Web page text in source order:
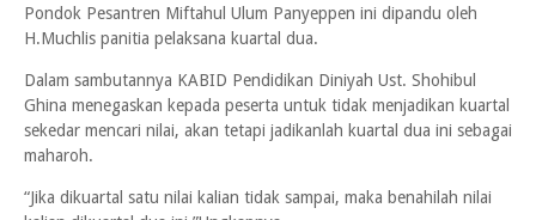
Pondok Pesantren Miftahul Ulum Panyeppen ini dipandu oleh
H.Muchlis panitia pelaksana kuartal dua.
Dalam sambutannya KABID Pendidikan Diniyah Ust. Shohibul
Ghina menegaskan kepada peserta untuk tidak menjadikan kuartal
sekedar mencari nilai, akan tetapi jadikanlah kuartal dua ini sebagai
maharoh.
“Jika dikuartal satu nilai kalian tidak sampai, maka benahilah nilai